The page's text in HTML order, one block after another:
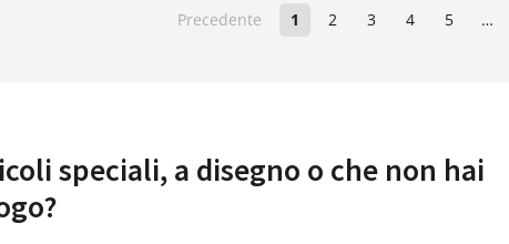
Precedente 1 2 3 4 5 …
speciali, a disegno o che non hai